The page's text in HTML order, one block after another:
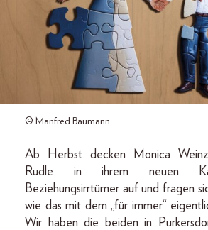
© Manfred Baumann
Ab Herbst decken Monica
Rudle in ihrem neuen
Beziehungsirrtümer auf und fragen
wie das mit dem „für immer“
Wir haben die beiden in